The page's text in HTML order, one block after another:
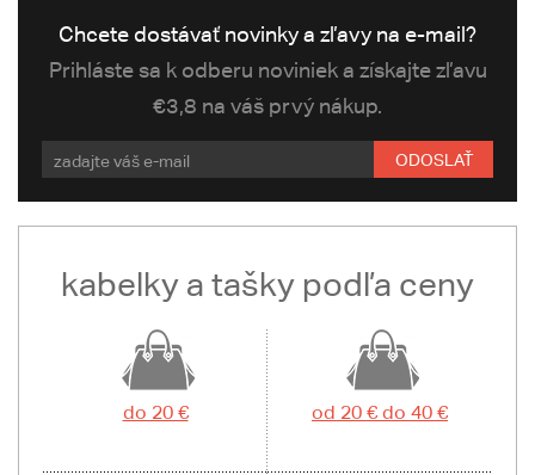
Chcete dostávať novinky a zľavy na e-mail?
Prihláste sa k odberu noviniek a získajte zľavu
€3,8 na váš prvý nákup.
ODOSLAŤ
kabelky a tašky podľa ceny
do 20 € od 20 € do 40 €